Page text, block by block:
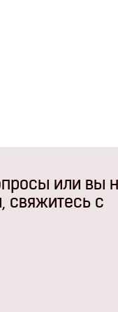
или вы
свяжитесь с